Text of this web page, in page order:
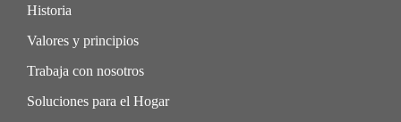
Historia
Valores y principios
Trabaja con nosotros
Soluciones para el Hogar